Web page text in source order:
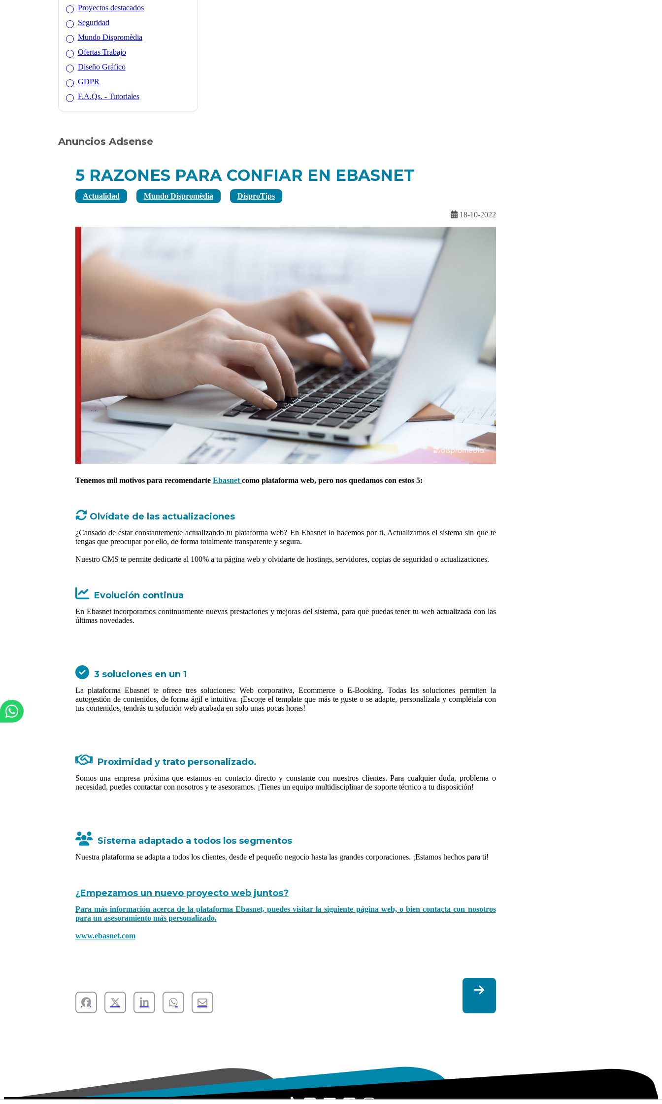
Proyectos destacados
Seguridad
Mundo Dispromèdia
Ofertas Trabajo
Diseño Gráfico
GDPR
F.A.Qs. - Tutoriales
Anuncios Adsense
5 RAZONES PARA CONFIAR EN EBASNET
Actualidad Mundo Dispromèdia DisproTips
18-10-2022
Tenemos mil motivos para recomendarte Ebasnet como plataforma web, pero nos quedamos con estos 5:
Olvídate de las actualizaciones
¿Cansado de estar constantemente actualizando tu plataforma web? En Ebasnet lo hacemos por ti. Actualizamos el sistema sin que te
tengas que preocupar por ello, de forma totalmente transparente y segura.
Nuestro CMS te permite dedicarte al 100% a tu página web y olvidarte de hostings, servidores, copias de seguridad o actualizaciones.
Evolución continua
En Ebasnet incorporamos continuamente nuevas prestaciones y mejoras del sistema, para que puedas tener tu web actualizada con las
últimas novedades.
3 soluciones en un 1
La plataforma Ebasnet te ofrece tres soluciones: Web corporativa, Ecommerce o E-Booking. Todas las soluciones permiten la
autogestión de contenidos, de forma ágil e intuitiva. ¡Escoge el template que más te guste o se adapte, personalízala y complétala con
tus contenidos, tendrás tu solución web acabada en solo unas pocas horas!
Proximidad y trato personalizado.
Somos una empresa próxima que estamos en contacto directo y constante con nuestros clientes. Para cualquier duda, problema o
necesidad, puedes contactar con nosotros y te asesoramos. ¡Tienes un equipo multidisciplinar de soporte técnico a tu disposición!
Sistema adaptado a todos los segmentos
Nuestra plataforma se adapta a todos los clientes, desde el pequeño negocio hasta las grandes corporaciones. ¡Estamos hechos para ti!
¿Empezamos un nuevo proyecto web juntos?
Para más información acerca de la plataforma Ebasnet, puedes visitar la siguiente página web, o bien contacta con nosotros
para un asesoramiento más personalizado.
www.ebasnet.com